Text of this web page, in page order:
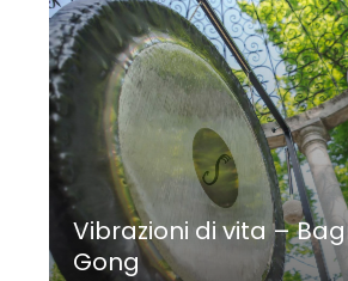
Vibrazioni di vita –
Gong